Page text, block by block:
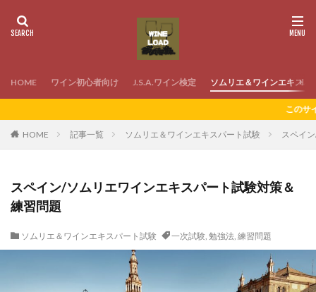
HOME ワイン初心者向け J.S.A.ワイン検定 ソムリエ＆ワインエキスパ
このサイトにはプロモー
HOME 記事一覧 ソムリエ＆ワインエキスパート試験 スペイ
スペイン/ソムリエワインエキスパート試験対策＆
練習問題
ソムリエ＆ワインエキスパート試験 一次試験, 勉強法, 練習問題